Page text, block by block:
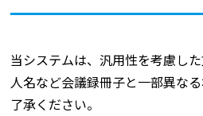
当システムは、汎用性を考慮し
人名など会議録冊子と一部異な
了承ください。